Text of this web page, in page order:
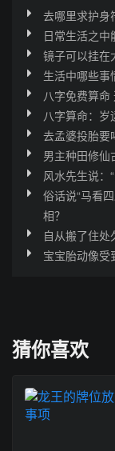
去哪里求护身
日常生活之
镜子可以挂在
生活中哪些事
八字免费算
八字算命：
去孟婆投胎要
男主种田修仙
风水先生说：
俗话说“马看
相？
自从搬了住
宝宝胎动像受
猜你喜欢